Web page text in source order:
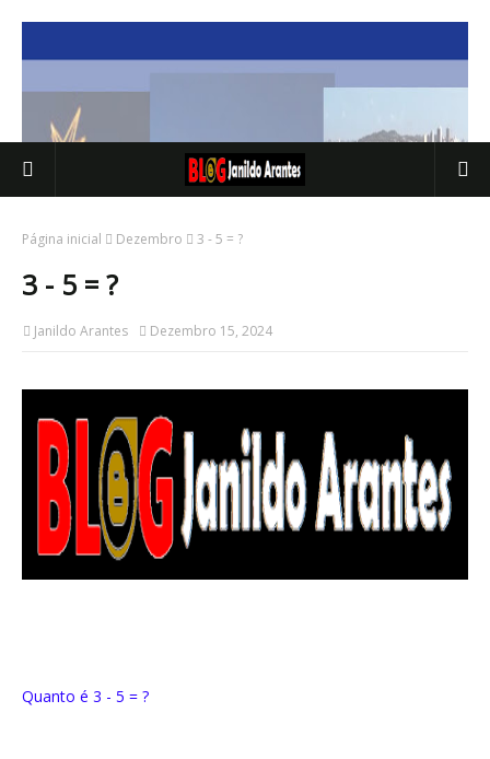
Página inicial Dezembro 3 - 5 = ?
3 - 5 = ?
Janildo Arantes Dezembro 15, 2024
Quanto é 3 - 5 = ?